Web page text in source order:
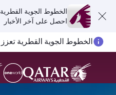
الخطوط الجوية القطرية
احصل على آخر الأخبار